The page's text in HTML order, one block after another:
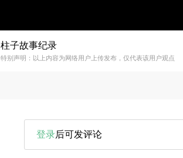
柱子故事纪录
特别声明：以上内容为网络用户上传发布，仅代表该用户观点
登录后可发评论